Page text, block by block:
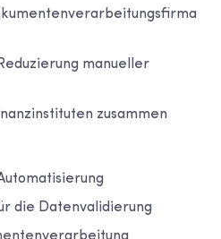
manueller
zusammen
die Datenvalidierung